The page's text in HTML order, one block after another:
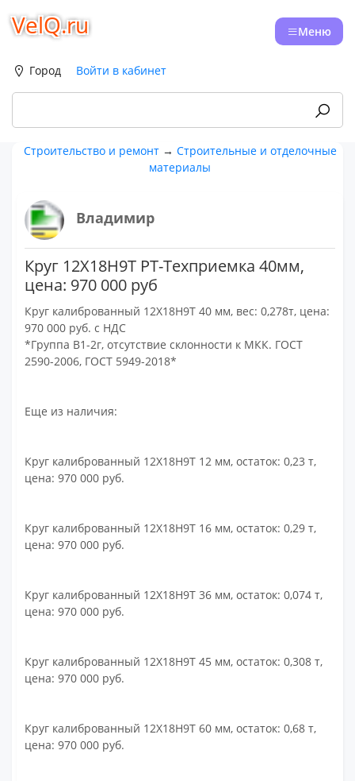
VelQ.ru Меню
Город Войти в кабинет
Строительство и ремонт→ Строительные и отделочные
материалы
Владимир
Круг 12Х18Н9Т РТ-Техприемка 40мм,
цена: 970 000 руб
Круг калиброванный 12Х18Н9Т 40 мм, вес: 0,278т, цена:
970 000 руб. с НДС
*Группа В1-2г, отсутствие склонности к МКК. ГОСТ
2590-2006, ГОСТ 5949-2018*
Еще из наличия:
Круг калиброванный 12Х18Н9Т 12 мм, остаток: 0,23 т,
цена: 970 000 руб.
Круг калиброванный 12Х18Н9Т 16 мм, остаток: 0,29 т,
цена: 970 000 руб.
Круг калиброванный 12Х18Н9Т 36 мм, остаток: 0,074 т,
цена: 970 000 руб.
Круг калиброванный 12Х18Н9Т 45 мм, остаток: 0,308 т,
цена: 970 000 руб.
Круг калиброванный 12Х18Н9Т 60 мм, остаток: 0,68 т,
цена: 970 000 руб.